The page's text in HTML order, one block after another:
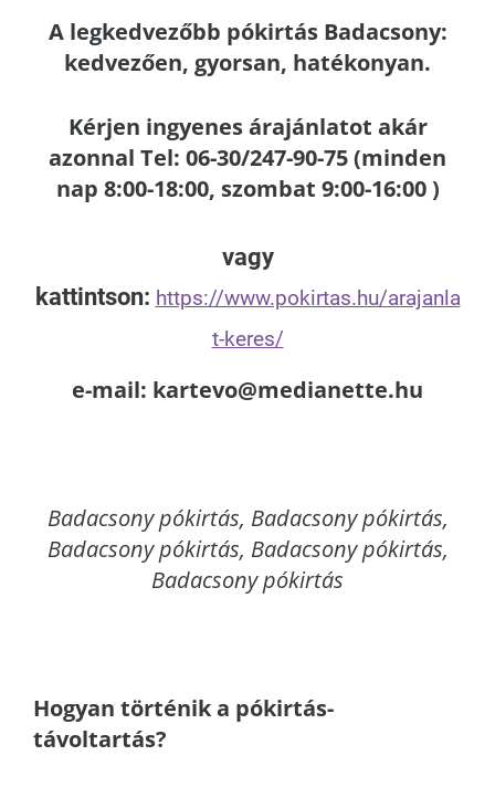
A legkedvezőbb pókirtás Badacsony:
kedvezően, gyorsan, hatékonyan.
Kérjen ingyenes árajánlatot akár
azonnal Tel: 06-30/247-90-75 (minden
nap 8:00-18:00, szombat 9:00-16:00 )
vagy
kattintson: https://www.pokirtas.hu/arajanla
t-keres/
e-mail: kartevo@medianette.hu
Badacsonypókirtás, Badacsony pókirtás,
Badacsony pókirtás, Badacsony pókirtás,
Badacsony pókirtás
Hogyan történik a pókirtás-
távoltartás?